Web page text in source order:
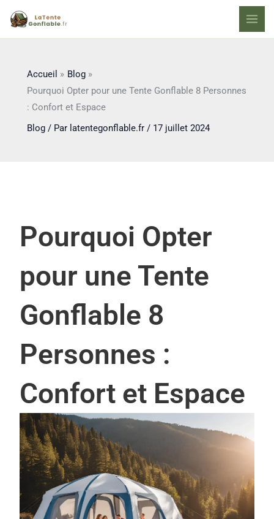
contenu
Accueil
Blog
Pourquoi Opter pour une Tente Gonflable 8 Personnes
: Confort et Espace
Blog/ Par latentegonflable.fr / 17 juillet 2024
Pourquoi Opter
pour une Tente
Gonflable 8
Personnes :
Confort et Espace